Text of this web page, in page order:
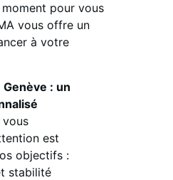
moment pour vous
vous offre un
à votre
: un
vous
est
objectifs :
stabilité